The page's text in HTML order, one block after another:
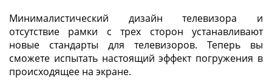
Минималистический дизайн телевизора и
отсутствие рамки с трех сторон устанавливают
новые стандарты для телевизоров. Теперь вы
сможете испытать настоящий эффект погружения в
происходящее на экране.